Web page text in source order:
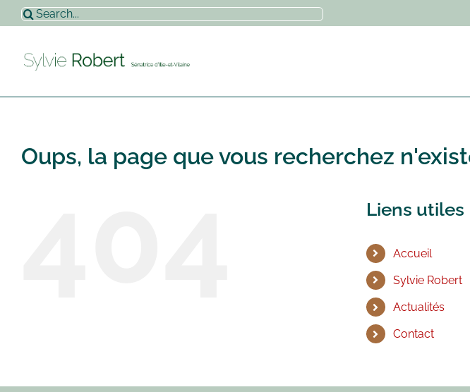
Passer
au
Rechercher:
Oups, la page que vous recherchez
Liens utiles
Accueil
Sylvie Robert
Actualités
Contact